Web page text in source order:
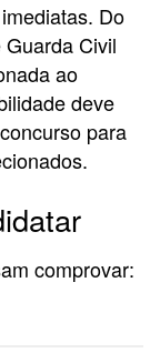
Do
Civil
ao
deve
para
comprovar: